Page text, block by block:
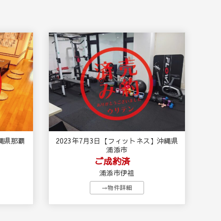
県那覇
2023年7月3日【フィットネス】沖縄県
浦添市
ご成約済
浦添市伊祖
→物件詳細